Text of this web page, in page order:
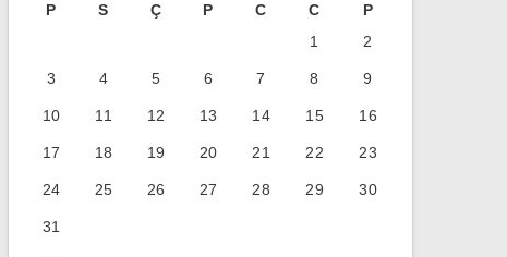
P
S Ç P C C
P
1
2
3 4 5 6 7 8 9
10 11 12 13 14 15 16
17 18 19 20 21 22 23
24 25 26 27 28 29 30
31